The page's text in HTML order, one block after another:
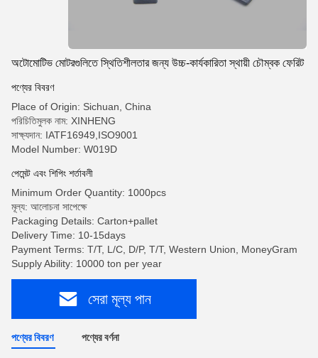
অটোমোটিভ মোটরগুলিতে স্থিতিশীলতার জন্য উচ্চ-কার্যকারিতা স্থায়ী চৌম্বক ফেরিট
পণ্যের বিবরণ
Place of Origin: Sichuan, China
পরিচিতিমুলক নাম: XINHENG
সাক্ষ্যদান: IATF16949,ISO9001
Model Number: W019D
পেমেন্ট এবং শিপিং শর্তাবলী
Minimum Order Quantity: 1000pcs
মূল্য: আলোচনা সাপেক্ষে
Packaging Details: Carton+pallet
Delivery Time: 10-15days
Payment Terms: T/T, L/C, D/P, T/T, Western Union, MoneyGram
Supply Ability: 10000 ton per year
সেরা মূল্য পান
পণ্যের বিবরণ পণ্যের বর্ণনা